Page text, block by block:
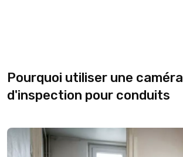
Pourquoi utiliser une caméra
d'inspection pour conduits